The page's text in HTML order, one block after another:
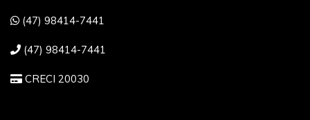
(47) 98414-7441
(47) 98414-7441
CRECI 20030